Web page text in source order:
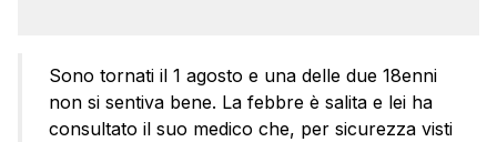
Sono tornati il 1 agosto e una delle due 18enni
non si sentiva bene. La febbre è salita e lei ha
consultato il suo medico che, per sicurezza visti